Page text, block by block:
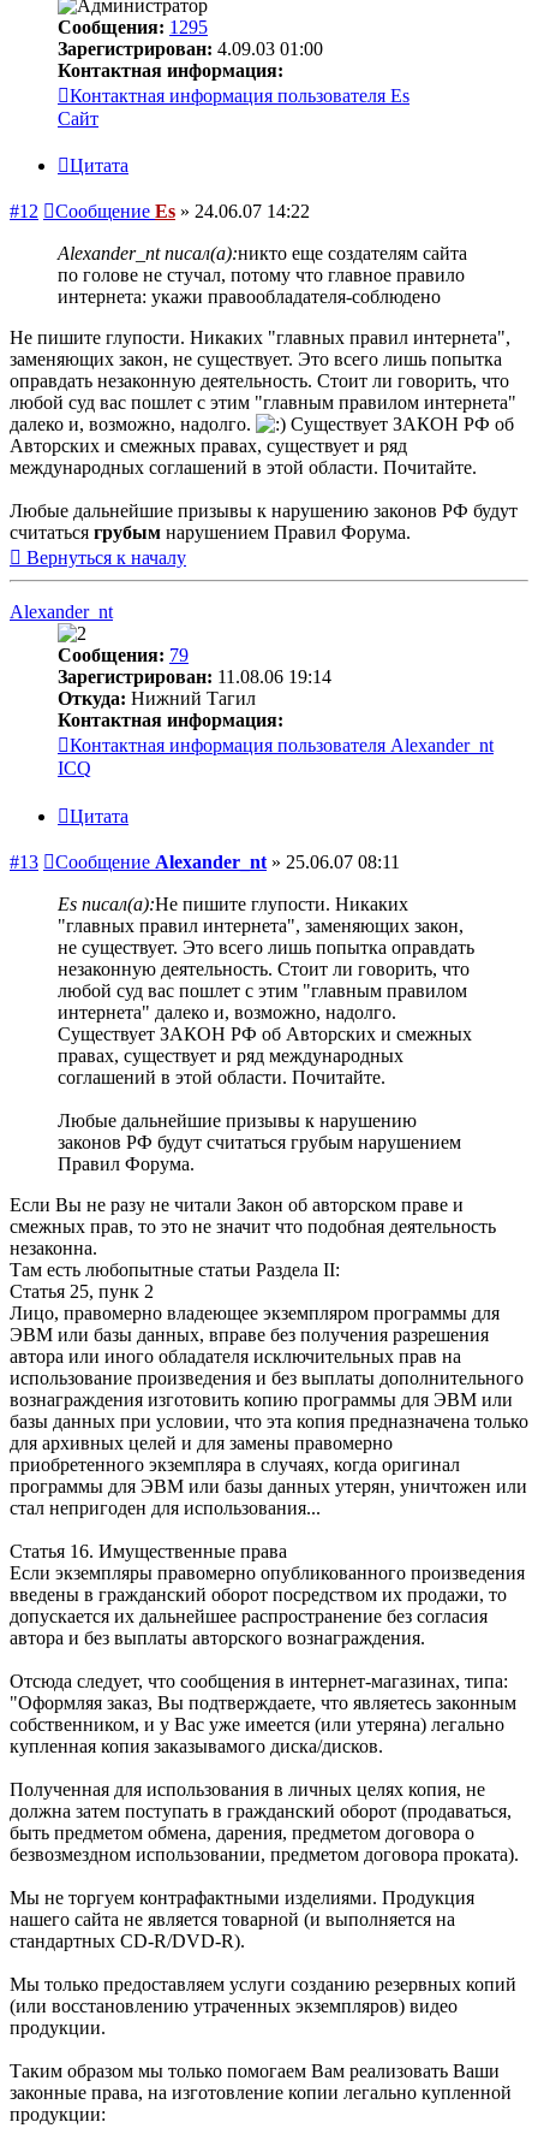
Сообщения: 1295
Зарегистрирован: 4.09.03 01:00
Контактная информация:
Контактная информация пользователя Es
Сайт
Цитата
#12 Сообщение Es » 24.06.07 14:22
Alexander_nt писал(а):никто еще создателям сайта
по голове не стучал, потому что главное правило
интернета: укажи правообладателя-соблюдено
Не пишите глупости. Никаких "главных правил интернета",
заменяющих закон, не существует. Это всего лишь попытка
оправдать незаконную деятельность. Стоит ли говорить, что
любой суд вас пошлет с этим "главным правилом интернета"
далеко и, возможно, надолго.
Существует ЗАКОН РФ об
Авторских и смежных правах, существует и ряд
международных соглашений в этой области. Почитайте.
Любые дальнейшие призывы к нарушению законов РФ будут
считаться грубым нарушением Правил Форума.
Вернуться к началу
Alexander_nt
Сообщения: 79
Зарегистрирован: 11.08.06 19:14
Откуда: Нижний Тагил
Контактная информация:
Контактная информация пользователя Alexander_nt
ICQ
Цитата
#13 Сообщение Alexander_nt » 25.06.07 08:11
Es писал(а):Не пишите глупости. Никаких
"главных правил интернета", заменяющих закон,
не существует. Это всего лишь попытка оправдать
незаконную деятельность. Стоит ли говорить, что
любой суд вас пошлет с этим "главным правилом
интернета" далеко и, возможно, надолго.
Существует ЗАКОН РФ об Авторских и смежных
правах, существует и ряд международных
соглашений в этой области. Почитайте.
Любые дальнейшие призывы к нарушению
законов РФ будут считаться грубым нарушением
Правил Форума.
Если Вы не разу не читали Закон об авторском праве и
смежных прав, то это не значит что подобная деятельность
незаконна.
Там есть любопытные статьи Раздела II:
Статья 25, пунк 2
Лицо, правомерно владеющее экземпляром программы для
ЭВМ или базы данных, вправе без получения разрешения
автора или иного обладателя исключительных прав на
использование произведения и без выплаты дополнительного
вознаграждения изготовить копию программы для ЭВМ или
базы данных при условии, что эта копия предназначена только
для архивных целей и для замены правомерно
приобретенного экземпляра в случаях, когда оригинал
программы для ЭВМ или базы данных утерян, уничтожен или
стал непригоден для использования...
Статья 16. Имущественные права
Если экземпляры правомерно опубликованного произведения
введены в гражданский оборот посредством их продажи, то
допускается их дальнейшее распространение без согласия
автора и без выплаты авторского вознаграждения.
Отсюда следует, что сообщения в интернет-магазинах, типа:
"Оформляя заказ, Вы подтверждаете, что являетесь законным
собственником, и у Вас уже имеется (или утеряна) легально
купленная копия заказывамого диска/дисков.
Полученная для использования в личных целях копия, не
должна затем поступать в гражданский оборот (продаваться,
быть предметом обмена, дарения, предметом договора о
безвозмездном использовании, предметом договора проката).
Мы не торгуем контрафактными изделиями. Продукция
нашего сайта не является товарной (и выполняется на
стандартных CD-R/DVD-R).
Мы только предоставляем услуги созданию резервных копий
(или восстановлению утраченных экземпляров) видео
продукции.
Таким образом мы только помогаем Вам реализовать Ваши
законные права, на изготовление копии легально купленной
продукции: